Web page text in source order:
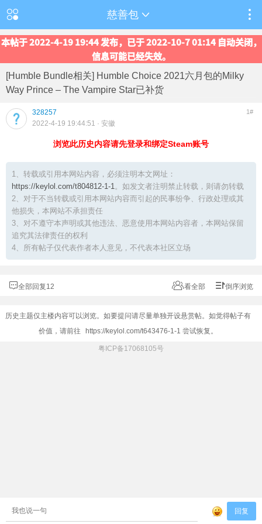
慈善包
本帖于 2022-4-19 19:44 发布，已于 2022-10-7 01:14 自动关闭，
信息可能已经失效。
[Humble Bundle相关] Humble Choice 2021六月包的Milky
Way Prince – The Vampire Star已补货
328257 1#
2022-4-19 19:44:51 · 安徽
浏览此历史内容请先登录和绑定Steam账号
1、转载或引用本网站内容，必须注明本文网址：
https://keylol.com/t804812-1-1。如发文者注明禁止转载，则请勿转载
2、对于不当转载或引用本网站内容而引起的民事纷争、行政处理或其
他损失，本网站不承担责任
3、对不遵守本声明或其他违法、恶意使用本网站内容者，本网站保留
追究其法律责任的权利
4、所有帖子仅代表作者本人意见，不代表本社区立场
全部回复12 看全部 倒序浏览
历史主题仅主楼内容可以浏览。如要提问请尽量单独开设悬赏帖。如觉得帖子有
价值，请前往
https://keylol.com/t643476-1-1 尝试恢复。
粤ICP备17068105号